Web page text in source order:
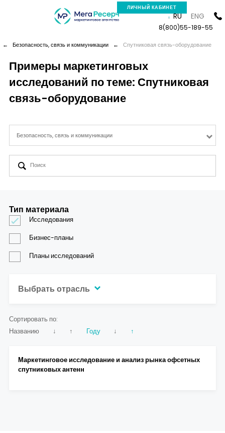
ЛИЧНЫЙ КАБИНЕТ
Компания
Новая реальность
Кейсы
Контакты
RU ENG
8(800)55-189-55
← Безопасность, связь и коммуникации ← Спутниковая связь-оборудование
Примеры маркетинговых
исследований по теме: Спутниковая
связь-оборудование
Безопасность, связь и коммуникации
Сортировать по:
Названию
↓ ↑ Году ↓ ↑
Маркетинговое исследование и анализ рынка офсетных
спутниковых антенн
Тип материала
Исследования
Бизнес-планы
Планы исследований
Выбрать отрасль